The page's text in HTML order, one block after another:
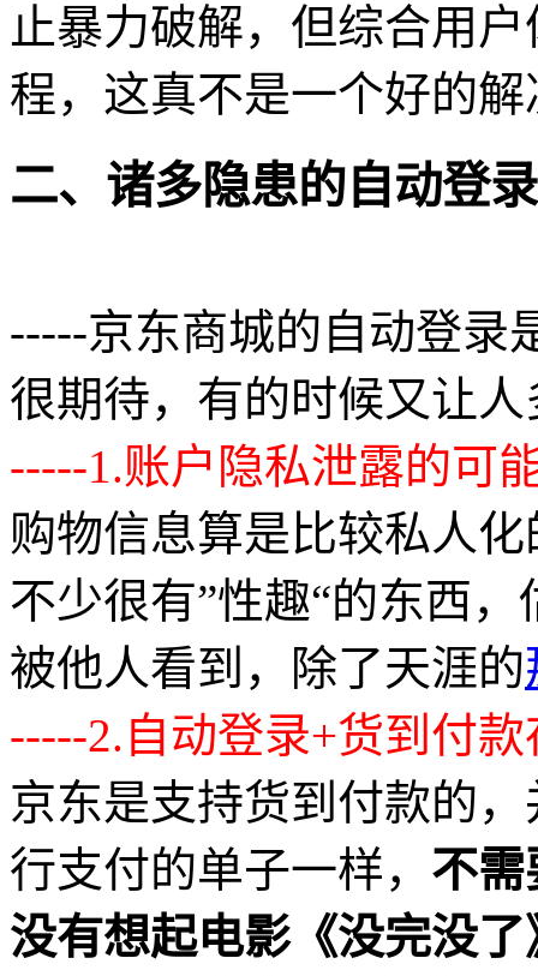
止暴力破解，但综合用
程，这真不是一个好的
二、诸多隐患的自动登录
-----京东商城的自动登录
很期待，有的时候又让
-----1.账户隐私泄露的可
购物信息算是比较私人
不少很有”性趣“的东西
被他人看到，除了天涯的
-----2.自动登录+货到付
京东是支持货到付款的
行支付的单子一样， 不需
没有想起电影《没完没